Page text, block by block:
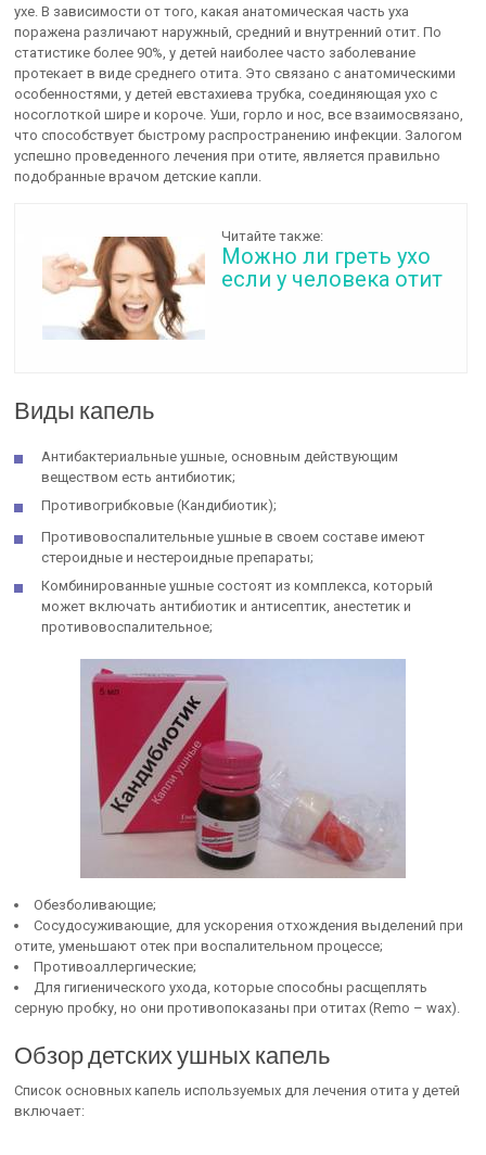
ухе. В зависимости от того, какая анатомическая часть уха
поражена различают наружный, средний и внутренний отит. По
статистике более 90%, у детей наиболее часто заболевание
протекает в виде среднего отита. Это связано с анатомическими
особенностями, у детей евстахиева трубка, соединяющая ухо с
носоглоткой шире и короче. Уши, горло и нос, все взаимосвязано,
что способствует быстрому распространению инфекции. Залогом
успешно проведенного лечения при отите, является правильно
подобранные врачом детские капли.
Читайте также:
Можно ли греть ухо
если у человека отит
Виды капель
Антибактериальные ушные, основным действующим
веществом есть антибиотик;
Противогрибковые (Кандибиотик);
Противовоспалительные ушные в своем составе имеют
стероидные и нестероидные препараты;
Комбинированные ушные состоят из комплекса, который
может включать антибиотик и антисептик, анестетик и
противовоспалительное;
Обезболивающие;
Сосудосуживающие, для ускорения отхождения выделений при
отите, уменьшают отек при воспалительном процессе;
Противоаллергические;
Для гигиенического ухода, которые способны расщеплять
серную пробку, но они противопоказаны при отитах (Remo – wax).
Обзор детских ушных капель
Список основных капель используемых для лечения отита у детей
включает: